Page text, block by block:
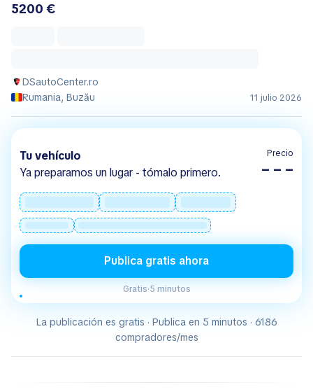
5200 €
DSautoCenter.ro
Rumania, Buzău
11 julio 2026
Tu vehículo
Ya preparamos un lugar - tómalo primero.
Precio
– – –
Publica gratis ahora
Gratis·5 minutos
La publicación es gratis · Publica en 5 minutos · 6186
compradores/mes